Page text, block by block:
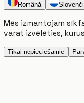
Română
Mēs izmantojam
varat izvēlēties,
Tikai nepieciešamie